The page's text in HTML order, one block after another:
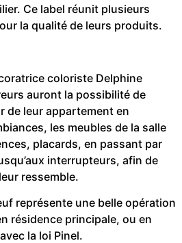
Ce label réunit plusieurs
la qualité de leurs produits.
coloriste Delphine
auront la possibilité de
de leur appartement en
les meubles de la salle
placards, en passant par
interrupteurs, afin de
ressemble.
représente une belle opération
résidence principale, ou en
la loi Pinel.